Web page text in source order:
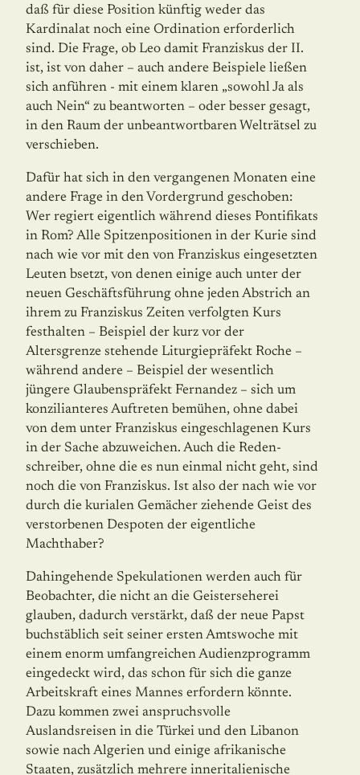
daß für diese Position künftig weder das
Kardinalat noch eine Ordination erforderlich
sind. Die Frage, ob Leo damit Franziskus der II.
ist, ist von daher – auch andere Beispiele ließen
sich anführen - mit einem klaren „sowohl Ja als
auch Nein“ zu beantworten – oder besser gesagt,
in den Raum der unbeantwortbaren Welträtsel zu
verschieben.
Dafür hat sich in den vergangenen Monaten eine
andere Frage in den Vordergrund ge­schoben:
Wer regiert eigentlich während dieses Pontifikats
in Rom? Alle Spitzenpo­si­tionen in der Kurie sind
nach wie vor mit den von Franziskus eingesetzten
Leuten b­setzt, von denen einige auch unter der
neuen Geschäftsführung ohne jeden Abstrich an
ihrem zu Franziskus Zeiten verfolgten Kurs
festhalten – Beispiel der kurz vor der
Altersgrenze stehende Liturgiepräfekt Roche –
während andere – Beispiel der wesentlich
jüngere Glau­benspräfekt Fernandez – sich um
konzilianteres Auftreten bemühen, ohne dabei
von dem unter Franziskus eingeschlagenen Kurs
in der Sache abzuweichen. Auch die Reden­
schreiber, ohne die es nun einmal nicht geht, sind
noch die von Franziskus. Ist also der nach wie vor
durch die kurialen Gemächer ziehende Geist des
verstorbenen Despoten der eigentliche
Machthaber?
Dahingehende Spekulationen werden auch für
Beobachter, die nicht an die Geistersehe­rei
glauben, dadurch verstärkt, daß der neue Papst
buchstäblich seit seiner ersten Amts­woche mit
einem enorm umfangreichen Audienzprogramm
eingedeckt wird, das schon für sich die ganze
Arbeitskraft eines Mannes erfordern könnte.
Dazu kommen zwei an­spruchsvolle
Auslandsreisen in die Türkei und den Libanon
sowie nach Algerien und einige afrikanische
Staaten, zusätzlich mehrere inneritalienische